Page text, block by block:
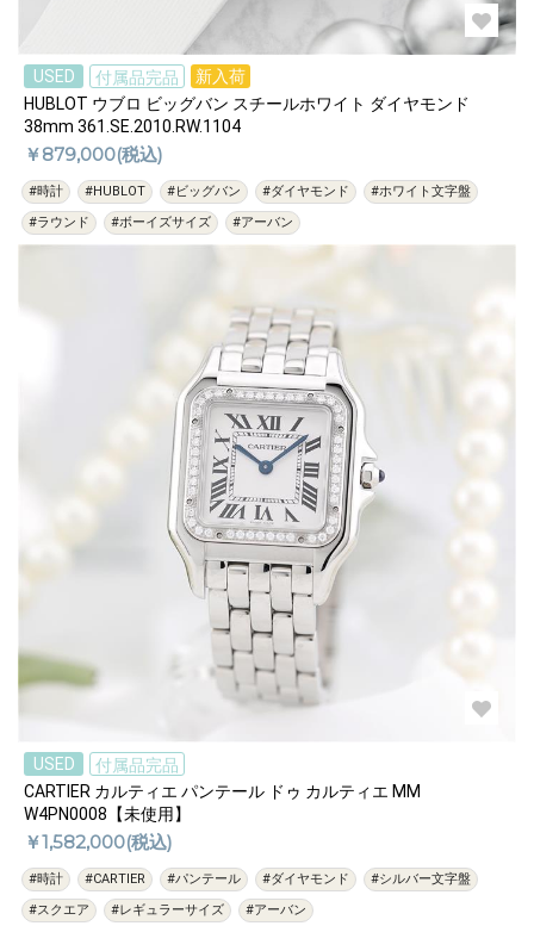
USED 付属品完品
新入荷
HUBLOT ウブロ ビッグバン スチールホワイト ダイヤモンド
38mm 361.SE.2010.RW.1104
￥879,000(税込)
#時計 #HUBLOT #ビッグバン #ダイヤモンド
#ホワイト文字盤
#ラウンド
#ボーイズサイズ #アーバン
USED
付属品完品
CARTIER カルティエ パンテール ドゥ カルティエ MM
W4PN0008【未使用】
￥1,582,000(税込)
#時計 #CARTIER #パンテール #ダイヤモンド
#シルバー文字盤
#スクエア
#レギュラーサイズ #アーバン